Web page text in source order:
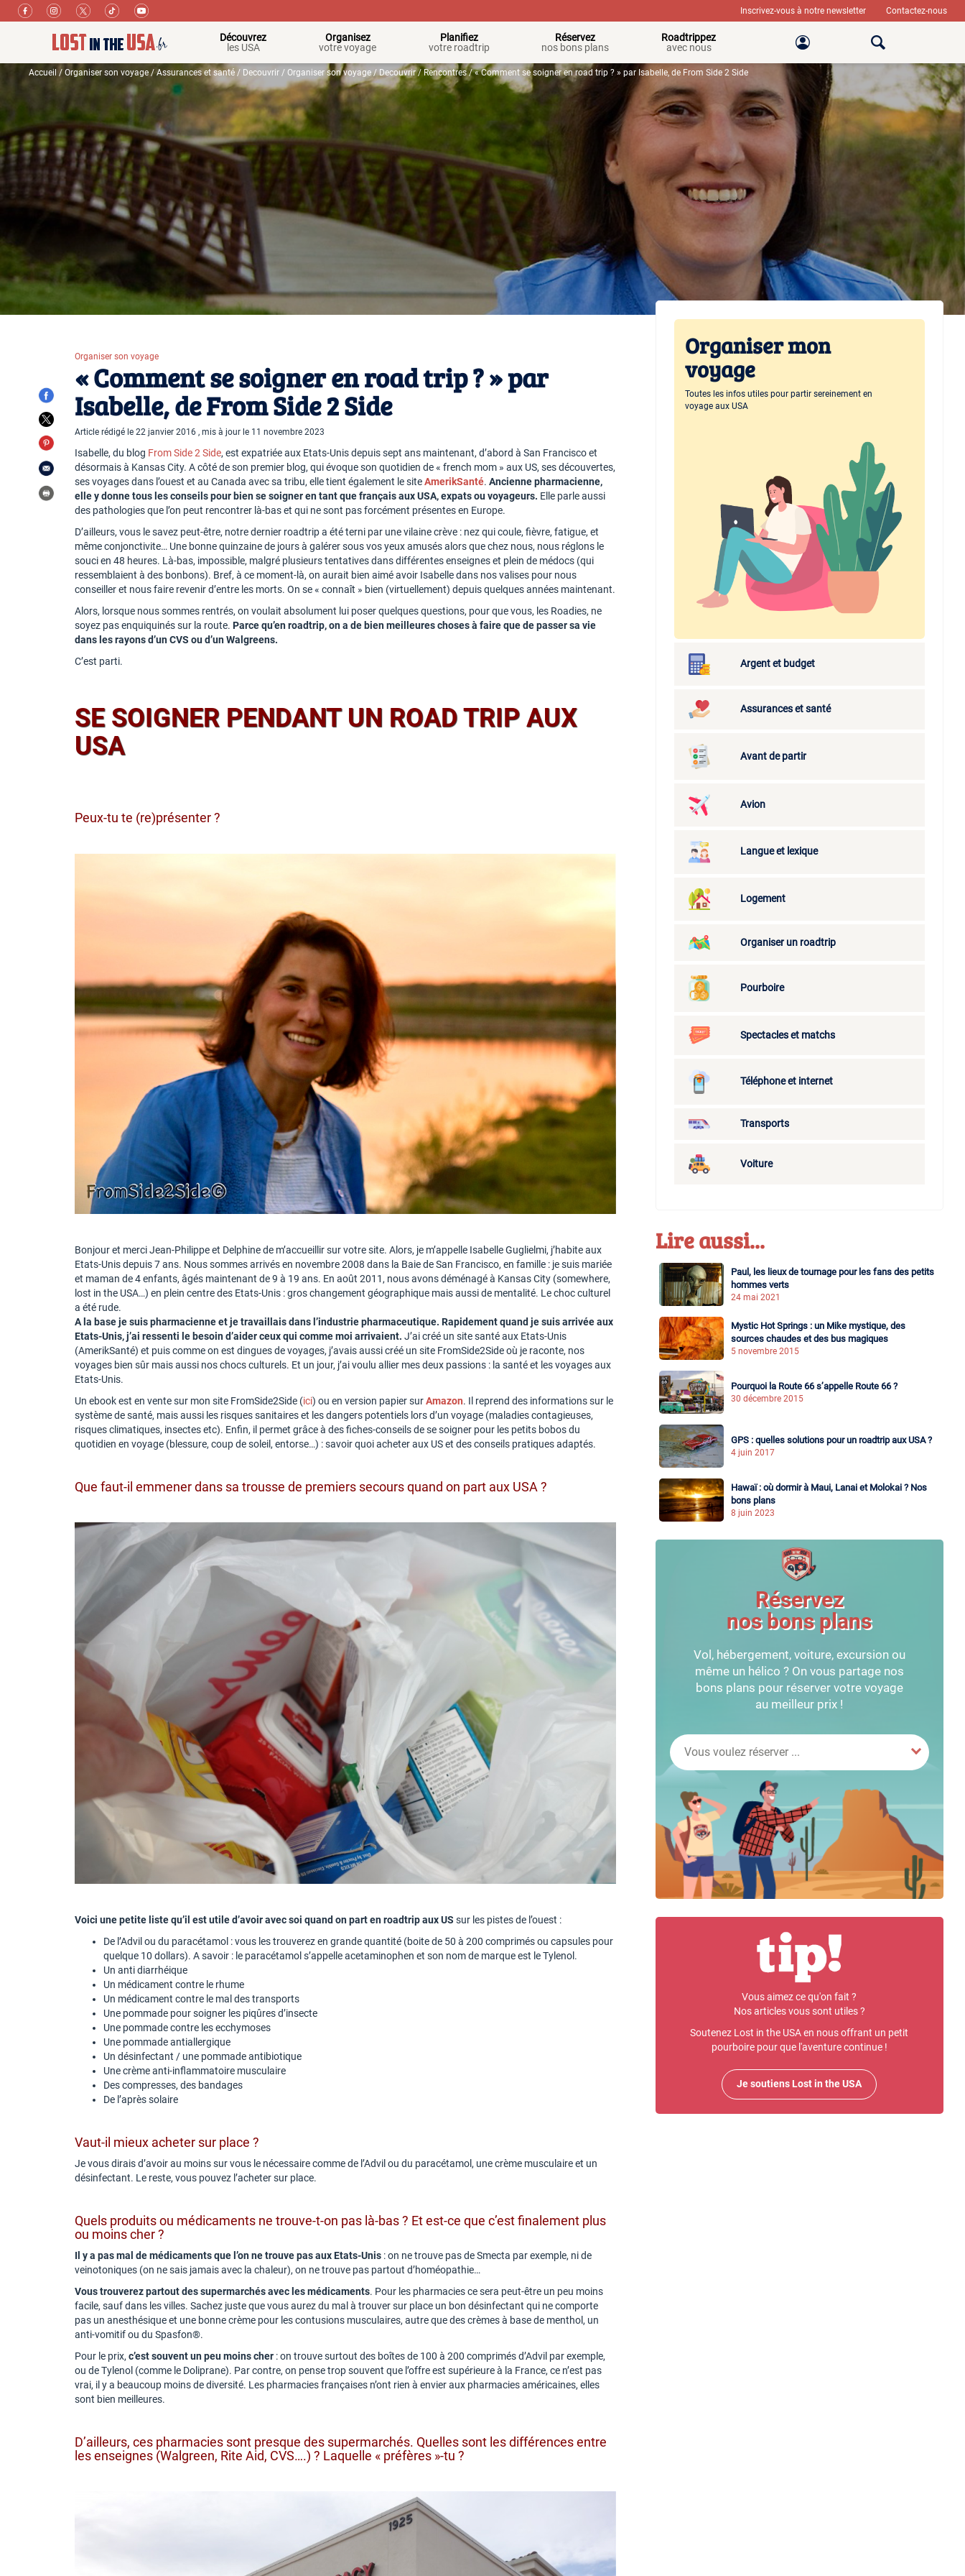
Inscrivez-vous à notre newsletter Contactez-nous
Découvrez
les USA
Organisez
votre voyage
Planifiez
votre roadtrip
Réservez
nos bons plans
Roadtrippez
avec nous
Accueil / Organiser son voyage /Assurances et santé / Decouvrir / Organiser son voyage/Decouvrir/ Rencontres/ « Comment se soigner en road trip ? » par Isabelle, de From Side 2 Side
Organiser son voyage
« Comment se soigner en road trip ? » par
Isabelle, de From Side 2 Side
Article rédigé le 22 janvier 2016 , mis à jour le 11 novembre 2023
Isabelle, du blog From Side 2 Side, est expatriée aux Etats-Unis depuis sept ans maintenant, d’abord à San Francisco et
désormais à Kansas City. A côté de son premier blog, qui évoque son quotidien de « french mom » aux US, ses découvertes,
ses voyages dans l’ouest et au Canada avec sa tribu, elle tient également le siteAmerikSanté.Ancienne pharmacienne,
elle y donne tous les conseils pour bien se soigner en tant que français aux USA, expats ou voyageurs. Elle parle aussi
des pathologies que l’on peut rencontrer là-bas et qui ne sont pas forcément présentes en Europe.
D’ailleurs, vous le savez peut-être, notre dernier roadtrip a été terni par une vilaine crève : nez qui coule, fièvre, fatigue, et
même conjonctivite… Une bonne quinzaine de jours à galérer sous vos yeux amusés alors que chez nous, nous réglons le
souci en 48 heures. Là-bas, impossible, malgré plusieurs tentatives dans différentes enseignes et plein de médocs (qui
ressemblaient à des bonbons). Bref, à ce moment-là, on aurait bien aimé avoir Isabelle dans nos valises pour nous
conseiller et nous faire revenir d’entre les morts. On se « connaît » bien (virtuellement) depuis quelques années maintenant.
Alors, lorsque nous sommes rentrés, on voulait absolument lui poser quelques questions, pour que vous, les Roadies, ne
soyez pas enquiquinés sur la route.Parce qu’en roadtrip, on a de bien meilleures choses à faire que de passer sa vie
dans les rayons d’un CVS ou d’un Walgreens.
C’est parti.
SE SOIGNER PENDANT UN ROAD TRIP AUX
USA
Peux-tu te (re)présenter ?
Bonjour et merci Jean-Philippe et Delphine de m’accueillir sur votre site. Alors, je m’appelle Isabelle Guglielmi, j’habite aux
Etats-Unis depuis 7 ans. Nous sommes arrivés en novembre 2008 dans la Baie de San Francisco, en famille : je suis mariée
et maman de 4 enfants, âgés maintenant de 9 à 19 ans. En août 2011, nous avons déménagé à Kansas City (somewhere,
lost in the USA…) en plein centre des Etats-Unis : gros changement géographique mais aussi de mentalité. Le choc culturel
a été rude.
A la base je suis pharmacienne et je travaillais dans l’industrie pharmaceutique. Rapidement quand je suis arrivée aux
Etats-Unis, j’ai ressenti le besoin d’aider ceux qui comme moi arrivaient. J’ai créé un site santé aux Etats-Unis
(AmerikSanté) et puis comme on est dingues de voyages, j’avais aussi créé un site FromSide2Side où je raconte, nos
voyages bien sûr mais aussi nos chocs culturels. Et un jour, j’ai voulu allier mes deux passions : la santé et les voyages aux
Etats-Unis.
Un ebook est en vente sur mon site FromSide2Side (ici) ou en version papier surAmazon. Il reprend des informations sur le
système de santé, mais aussi les risques sanitaires et les dangers potentiels lors d’un voyage (maladies contagieuses,
risques climatiques, insectes etc). Enfin, il permet grâce à des fiches-conseils de se soigner pour les petits bobos du
quotidien en voyage (blessure, coup de soleil, entorse…) : savoir quoi acheter aux US et des conseils pratiques adaptés.
Que faut-il emmener dans sa trousse de premiers secours quand on part aux USA ?
Voici une petite liste qu’il est utile d’avoir avec soi quand on part en roadtrip aux US sur les pistes de l’ouest :
De l’Advil ou du paracétamol : vous les trouverez en grande quantité (boite de 50 à 200 comprimés ou capsules pour
quelque 10 dollars). A savoir : le paracétamol s’appelle acetaminophen et son nom de marque est le Tylenol.
Un anti diarrhéique
Un médicament contre le rhume
Un médicament contre le mal des transports
Une pommade pour soigner les piqûres d’insecte
Une pommade contre les ecchymoses
Une pommade antiallergique
Un désinfectant / une pommade antibiotique
Une crème anti-inflammatoire musculaire
Des compresses, des bandages
De l’après solaire
Vaut-il mieux acheter sur place ?
Je vous dirais d’avoir au moins sur vous le nécessaire comme de l’Advil ou du paracétamol, une crème musculaire et un
désinfectant. Le reste, vous pouvez l’acheter sur place.
Quels produits ou médicaments ne trouve-t-on pas là-bas ? Et est-ce que c’est finalement plus
ou moins cher ?
Il y a pas mal de médicaments que l’on ne trouve pas aux Etats-Unis : on ne trouve pas de Smecta par exemple, ni de
veinotoniques (on ne sais jamais avec la chaleur), on ne trouve pas partout d’homéopathie…
Vous trouverez partout des supermarchés avec les médicaments. Pour les pharmacies ce sera peut-être un peu moins
facile, sauf dans les villes. Sachez juste que vous aurez du mal à trouver sur place un bon désinfectant qui ne comporte
pas un anesthésique et une bonne crème pour les contusions musculaires, autre que des crèmes à base de menthol, un
anti-vomitif ou du Spasfon®.
Pour le prix,c’est souvent un peu moins cher : on trouve surtout des boîtes de 100 à 200 comprimés d’Advil par exemple,
ou de Tylenol (comme le Doliprane). Par contre, on pense trop souvent que l’offre est supérieure à la France, ce n’est pas
vrai, il y a beaucoup moins de diversité. Les pharmacies françaises n’ont rien à envier aux pharmacies américaines, elles
sont bien meilleures.
D’ailleurs, ces pharmacies sont presque des supermarchés. Quelles sont les différences entre
les enseignes (Walgreen, Rite Aid, CVS….) ? Laquelle « préfères »-tu ?
Organiser mon
voyage
Toutes les infos utiles pour partir sereinement en
voyage aux USA
Argent et budget
Assurances et santé
Avant de partir
Avion
Langue et lexique
Logement
Organiser un roadtrip
Pourboire
Spectacles et matchs
Téléphone et internet
Transports
Voiture
Lire aussi...
Paul, les lieux de tournage pour les fans des petits
hommes verts
24 mai 2021
Mystic Hot Springs : un Mike mystique, des
sources chaudes et des bus magiques
5 novembre 2015
Pourquoi la Route 66 s’appelle Route 66 ?
30 décembre 2015
GPS : quelles solutions pour un roadtrip aux USA ?
4 juin 2017
Hawaï : où dormir à Maui, Lanai et Molokai ? Nos
bons plans
8 juin 2023
Réservez
nos bons plans
Vol, hébergement, voiture, excursion ou
même un hélico ? On vous partage nos
bons plans pour réserver votre voyage
au meilleur prix !
Vous voulez réserver ...
Vous aimez ce qu'on fait ?
Nos articles vous sont utiles ?
Soutenez Lost in the USA en nous offrant un petit
pourboire pour que l'aventure continue !
Je soutiens Lost in the USA